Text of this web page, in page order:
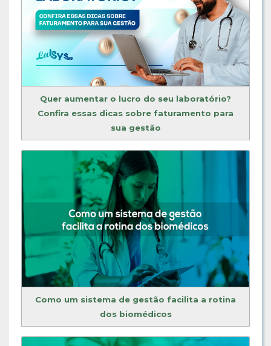
Quer aumentar o lucro do seu laboratório?
Confira essas dicas sobre faturamento para
sua gestão
Como um sistema de gestão facilita a rotina
dos biomédicos